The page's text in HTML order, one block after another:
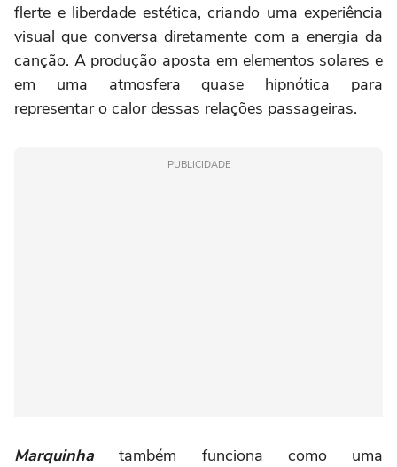
flerte e liberdade estética, criando uma experiência
visual que conversa diretamente com a energia da
canção. A produção aposta em elementos solares e
em uma atmosfera quase hipnótica para
representar o calor dessas relações passageiras.
PUBLICIDADE
Marquinhatambém funciona como uma